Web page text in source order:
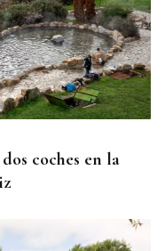
coches en la